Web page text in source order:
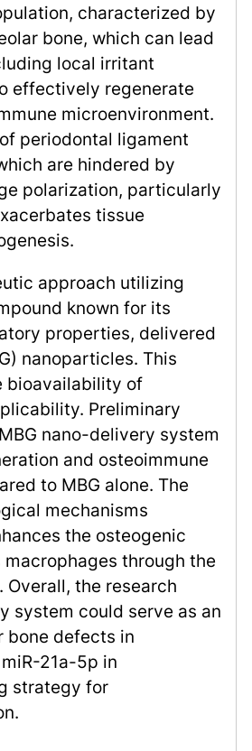
characterized by
bone, which can lead
local irritant
effectively regenerate
microenvironment.
periodontal ligament
are hindered by
polarization, particularly
tissue
approach utilizing
known for its
properties, delivered
nanoparticles. This
bioavailability of
Preliminary
nano-delivery system
and osteoimmune
to MBG alone. The
mechanisms
the osteogenic
through the
the research
system could serve as an
bone defects in
21a-5p in
strategy for